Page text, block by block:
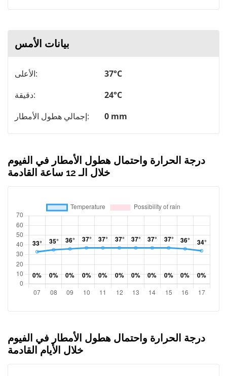
بيانات الأمس
الأعلى:
37°C
دقيقة:
24°C
إجمالي هطول الأمطار:
0 mm
درجة الحرارة واحتمال هطول الأمطار في الفيوم
خلال الـ 12 ساعة القادمة
درجة الحرارة واحتمال هطول الأمطار في الفيوم
خلال الأيام القادمة